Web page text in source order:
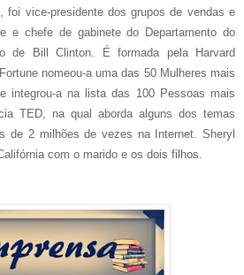
foi vice-presidente dos grupos de vendas e
e chefe de gabinete do Departamento do
de Bill Clinton. É formada pela Harvard
nomeou-a uma das 50 Mulheres mais
integrou-a na lista das 100 Pessoas mais
TED, na qual aborda alguns dos temas
de 2 milhões de vezes na Internet. Sheryl
com o marido e os dois filhos.